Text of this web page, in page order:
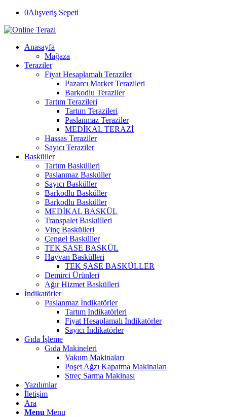
0Alışveriş Sepeti
Anasayfa
Mağaza
Teraziler
Fiyat Hesaplamalı Teraziler
Pazarcı Market Terazileri
Barkodlu Teraziler
Tartım Terazileri
Tartım Terazileri
Paslanmaz Teraziler
MEDİKAL TERAZİ
Hassas Teraziler
Sayıcı Teraziler
Basküller
Tartım Baskülleri
Paslanmaz Basküller
Sayıcı Basküller
Barkodlu Basküller
Barkodlu Basküller
MEDİKAL BASKÜL
Transpalet Baskülleri
Vinç Baskülleri
Çengel Basküller
TEK ŞASE BASKÜL
Hayvan Baskülleri
TEK ŞASE BASKÜLLER
Demirci Ürünleri
Ağır Hizmet Baskülleri
İndikatörler
Paslanmaz İndikatörler
Tartım İndikatörleri
Fiyat Hesaplamalı İndikatörler
Sayıcı İndikatörler
Gıda İşleme
Gıda Makineleri
Vakum Makinaları
Poşet Ağzı Kapatma Makinaları
Streç Sarma Makinası
Yazılımlar
İletişim
Ara
Menu Menu